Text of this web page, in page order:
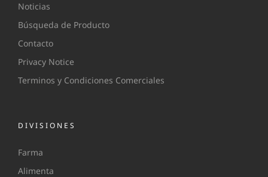
Noticias
Búsqueda de Producto
Contacto
Privacy Notice
Terminos y Condiciones Comerciales
DIVISIONES
Farma
Alimenta